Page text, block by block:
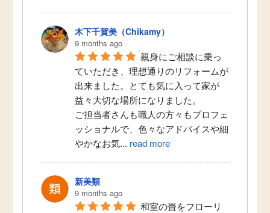
木下千賀美（Chikamy）
9 months ago
親身にご相談に乗っ
ていただき、理想通りのリフォームが
出来ました。とても気に入って家が
益々大切な場所になりました。
ご担当者さんも職人の方々もプロフェ
ッショナルで、色々なアドバイスや細
やかなお気... read more
新美類
9 months ago
和室の畳をフローリ